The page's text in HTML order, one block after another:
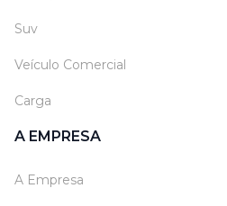
Suv
Veículo Comercial
Carga
A EMPRESA
A Empresa